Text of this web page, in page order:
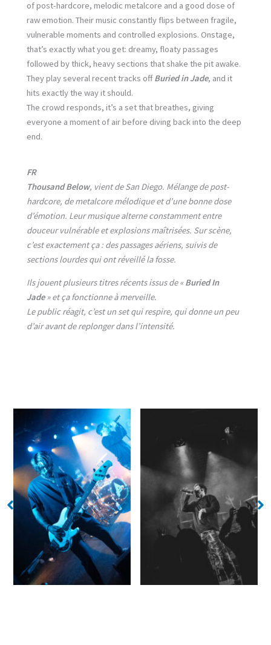
of post-hardcore, melodic metalcore and a good dose of
raw emotion. Their music constantly flips between fragile,
vulnerable moments and controlled explosions. Onstage,
that’s exactly what you get: dreamy, floaty passages
followed by thick, heavy sections that shake the pit awake.
They play several recent tracks offBuried in Jade, and it
hits exactly the way it should.
The crowd responds, it’s a set that breathes, giving
everyone a moment of air before diving back into the deep
end.
FR
Thousand Below, vient de San Diego. Mélange de post-
hardcore, de metalcore mélodique et d’une bonne dose
d’émotion. Leur musique alterne constamment entre
douceur vulnérable et explosions maîtrisées. Sur scène,
c’est exactement ça : des passages aériens, suivis de
sections lourdes qui ont réveillé la fosse.
Ils jouent plusieurs titres récents issus de «Buried In
Jade» et ça fonctionne à merveille.
Le public réagit, c’est un set qui respire, qui donne un peu
d’air avant de replonger dans l’intensité.
No Caption No Caption